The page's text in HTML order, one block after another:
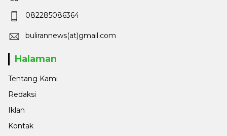
082285086364
bulirannews(at)gmail.com
Halaman
Tentang Kami
Redaksi
Iklan
Kontak